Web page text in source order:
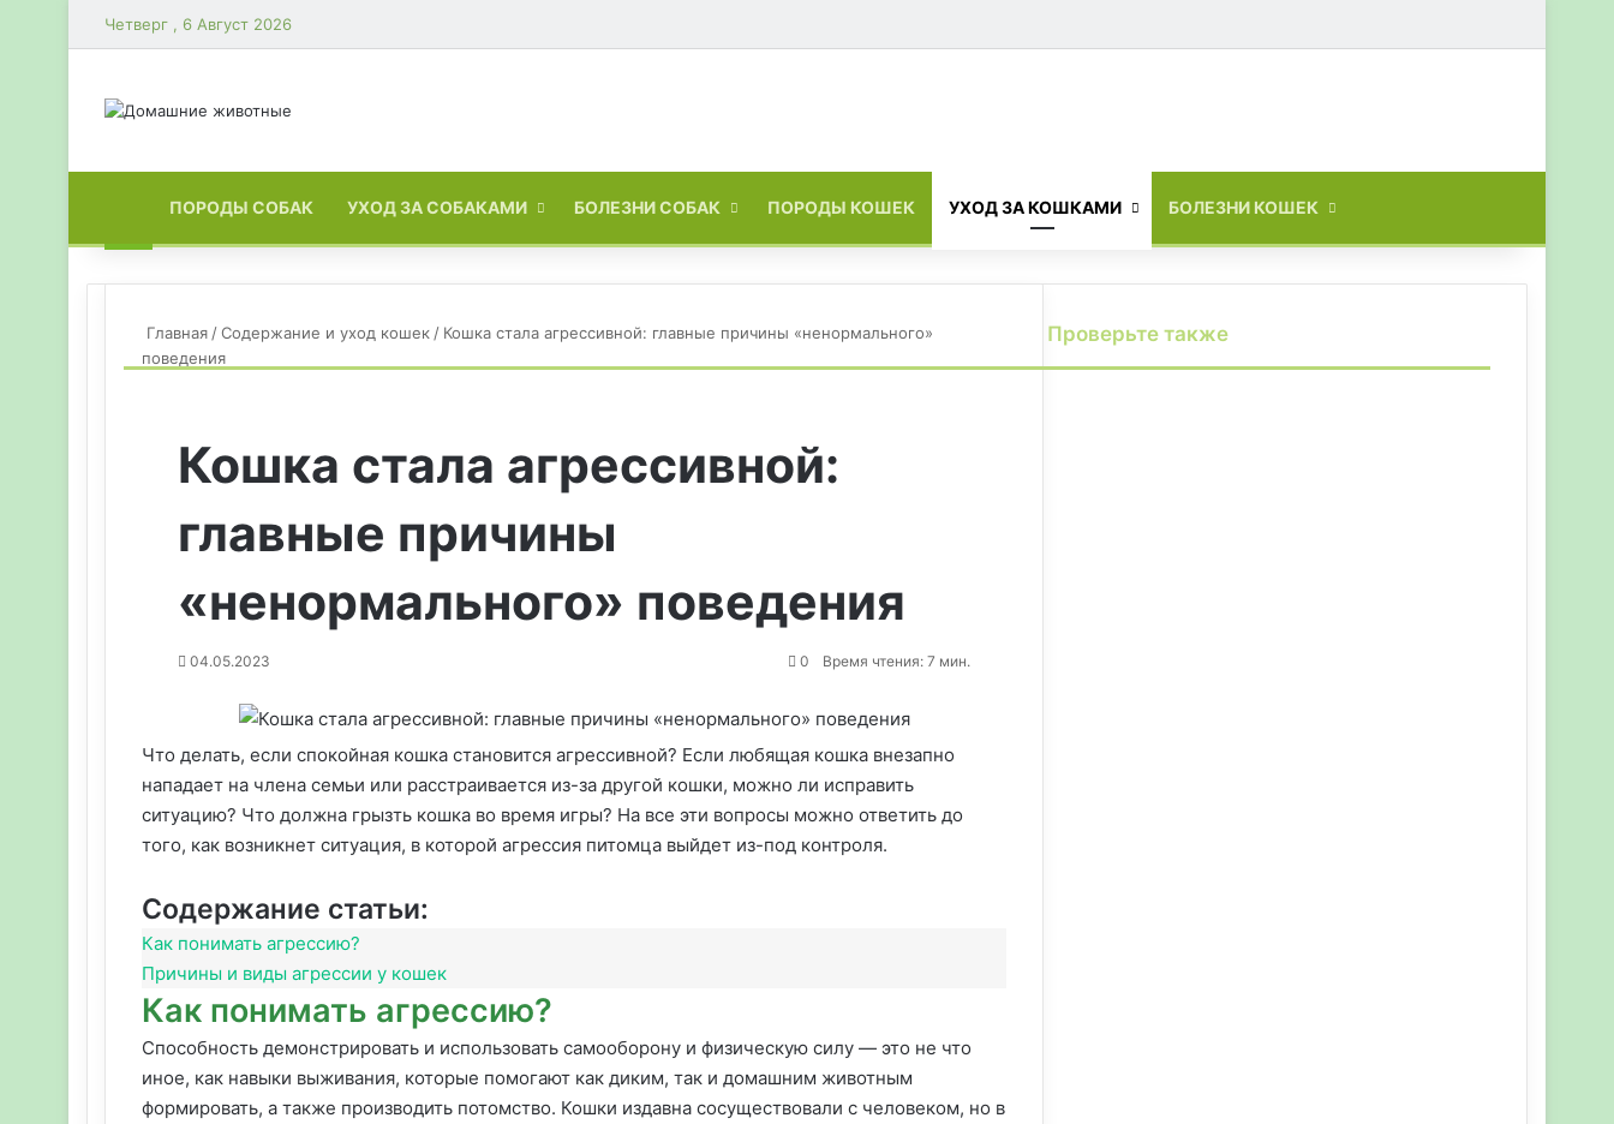
Четверг , 6 Август 2026
ГЛАВНАЯ
ПОРОДЫ СОБАК УХОД ЗА СОБАКАМИ БОЛЕЗНИ СОБАК ПОРОДЫ КОШЕК УХОД ЗА КОШКАМИ БОЛЕЗНИ КОШЕК
Главная /Содержание и уход кошек / Кошка стала агрессивной: главные причины «ненормального»
поведения
Кошка стала агрессивной:
главные причины
«ненормального» поведения
04.05.2023 0 Время чтения: 7 мин.
Что делать, если спокойная кошка становится агрессивной? Если любящая кошка внезапно
нападает на члена семьи или расстраивается из-за другой кошки, можно ли исправить
ситуацию? Что должна грызть кошка во время игры? На все эти вопросы можно ответить до
того, как возникнет ситуация, в которой агрессия питомца выйдет из-под контроля.
Содержание статьи:
Как понимать агрессию?
Причины и виды агрессии у кошек
Как понимать агрессию?
Способность демонстрировать и использовать самооборону и физическую силу — это не что
иное, как навыки выживания, которые помогают как диким, так и домашним животным
формировать, а также производить потомство. Кошки издавна сосуществовали с человеком, но в
Проверьте также